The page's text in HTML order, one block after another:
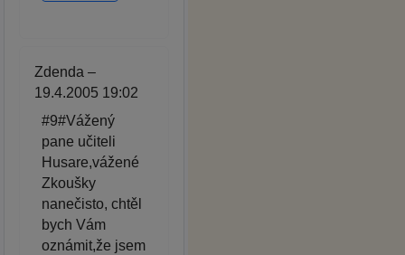
Zdenda –
19.4.2005 19:02
#9#Vážený
pane učiteli
Husare,vážené
Zkoušky
nanečisto, chtěl
bych Vám
oznámit,že jsem